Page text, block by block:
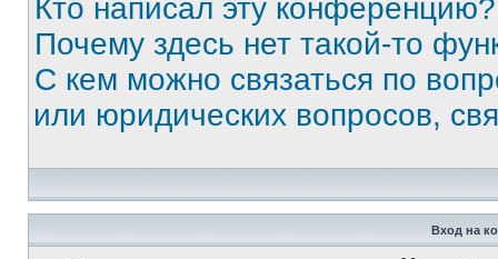
Кто написал эту конференцию?
Почему здесь нет такой-то
С кем можно связаться по
или юридических вопросов,
Вход на